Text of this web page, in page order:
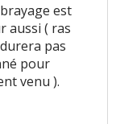
est
aussi ( ras
pas
pour
venu ).